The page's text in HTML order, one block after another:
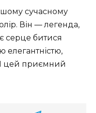
сучасному
Він — легенда,
серце битися
елегантністю,
І цей приємний